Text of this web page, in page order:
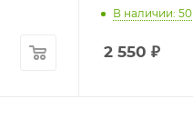
В наличии: 50
2 550 ₽